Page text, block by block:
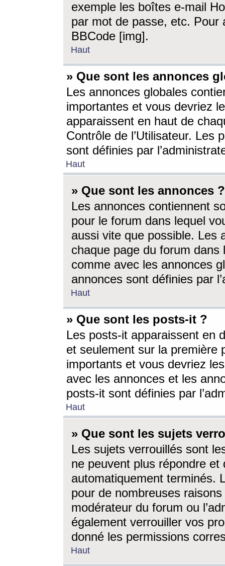
exemple les boîtes e-mail
par mot de passe, etc. Pour
BBCode [img].
Haut
» Que sont les annonces
Les annonces globales
importantes et vous devriez
apparaissent en haut de
Contrôle de l’Utilisateur. Les
sont définies par
Haut
» Que sont les annonces ?
Les annonces contiennent
pour le forum dans lequel
aussi vite que possible. Les
chaque page du forum dans
comme avec les annonces
annonces sont définies par
Haut
» Que sont les posts-it ?
Les posts-it apparaissent en
et seulement sur la première
importants et vous devriez
avec les annonces et les
posts-it sont définies par
Haut
» Que sont les sujets
Les sujets verrouillés sont
ne peuvent plus répondre
automatiquement terminés.
pour de nombreuses
modérateur du forum ou
également verrouiller vos
donné les permissions
Haut